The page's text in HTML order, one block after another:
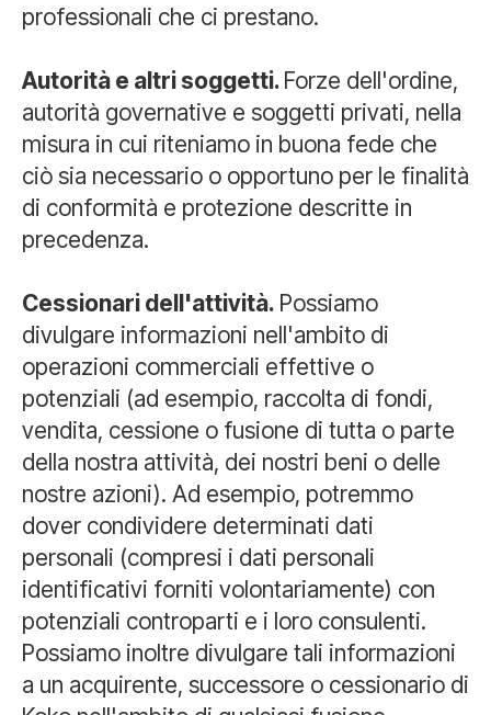
professionali che ci prestano.
Autorità e altri soggetti. Forze dell'ordine,
autorità governative e soggetti privati, nella
misura in cui riteniamo in buona fede che
ciò sia necessario o opportuno per le finalità
di conformità e protezione descritte in
precedenza.
Cessionari dell'attività. Possiamo
divulgare informazioni nell'ambito di
operazioni commerciali effettive o
potenziali (ad esempio, raccolta di fondi,
vendita, cessione o fusione di tutta o parte
della nostra attività, dei nostri beni o delle
nostre azioni). Ad esempio, potremmo
dover condividere determinati dati
personali (compresi i dati personali
identificativi forniti volontariamente) con
potenziali controparti e i loro consulenti.
Possiamo inoltre divulgare tali informazioni
a un acquirente, successore o cessionario di